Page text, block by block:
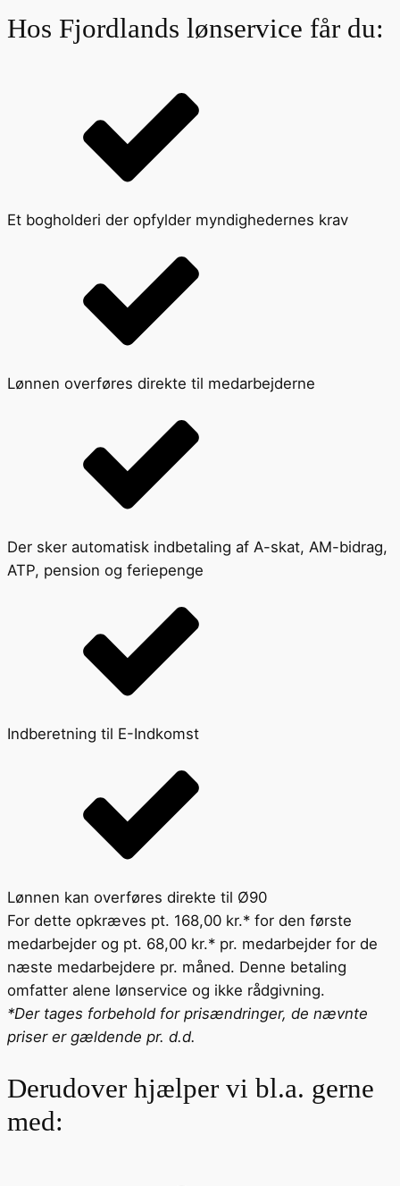
Hos Fjordlands lønservice får du:
Et bogholderi der opfylder myndighedernes krav
Lønnen overføres direkte til medarbejderne
Der sker automatisk indbetaling af A-skat, AM-bidrag,
ATP, pension og feriepenge
Indberetning til E-Indkomst
Lønnen kan overføres direkte til Ø90
For dette opkræves pt. 168,00 kr.* for den første
medarbejder og pt. 68,00 kr.* pr. medarbejder for de
næste medarbejdere pr. måned. Denne betaling
omfatter alene lønservice og ikke rådgivning.
*Der tages forbehold for prisændringer, de nævnte
priser er gældende pr. d.d.
Derudover hjælper vi bl.a. gerne
med: